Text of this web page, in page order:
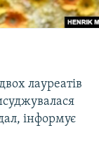
лауреатів
інформує